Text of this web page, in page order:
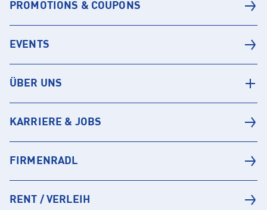
PROMOTIONS & COUPONS
EVENTS
ÜBER UNS
KARRIERE & JOBS
FIRMENRADL
RENT / VERLEIH